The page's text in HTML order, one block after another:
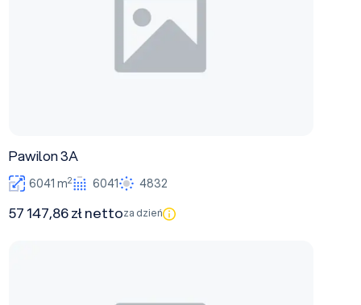
Pawilon 3A
6041 m2 6041 4832
57 147,86 zł nettoza dzień